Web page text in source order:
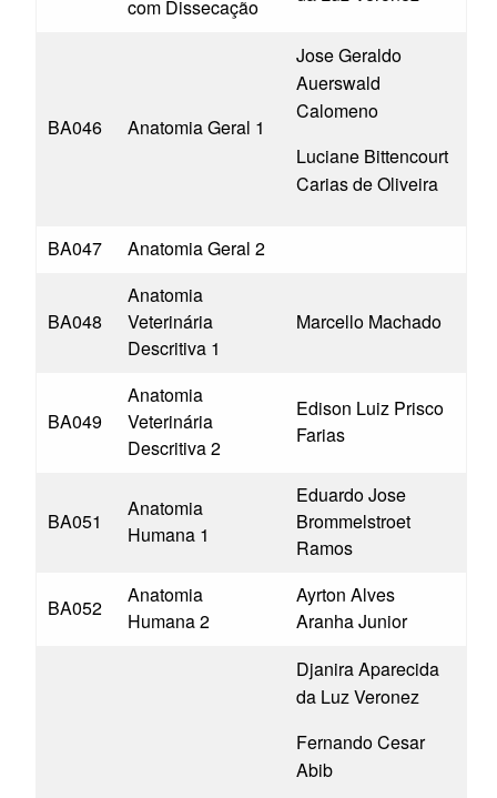
com Dissecação
BA046 Anatomia Geral 1
Jose Geraldo
Auerswald
Calomeno
Luciane Bittencourt
Carias de Oliveira
BA047 Anatomia Geral 2
BA048
Anatomia
Veterinária
Descritiva 1
Marcello Machado
BA049
Anatomia
Veterinária
Descritiva 2
Edison Luiz Prisco
Farias
BA051
Anatomia
Humana 1
Eduardo Jose
Brommelstroet
Ramos
BA052
Anatomia
Humana 2
Ayrton Alves
Aranha Junior
Djanira Aparecida
da Luz Veronez
Fernando Cesar
Abib